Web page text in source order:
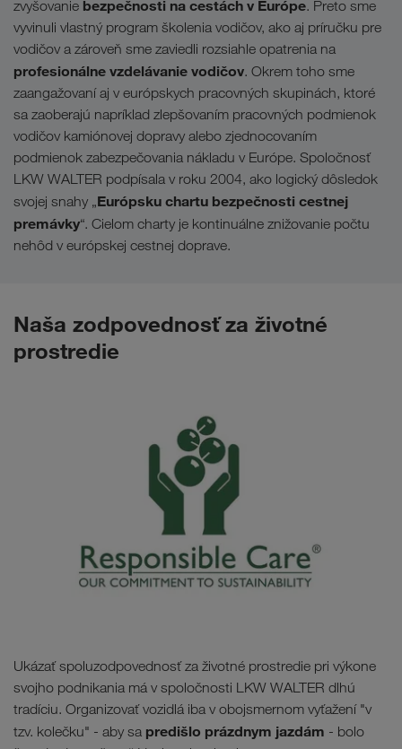
zvyšovanie bezpečnosti na cestách v Európe. Preto sme
vyvinuli vlastný program školenia vodičov, ako aj príručku pre
vodičov a zároveň sme zaviedli rozsiahle opatrenia na
profesionálne vzdelávanie vodičov. Okrem toho sme
zaangažovaní aj v európskych pracovných skupinách, ktoré
sa zaoberajú napríklad zlepšovaním pracovných podmienok
vodičov kamiónovej dopravy alebo zjednocovaním
podmienok zabezpečovania nákladu v Európe. Spoločnosť
LKW WALTER podpísala v roku 2004, ako logický dôsledok
svojej snahy „Európsku chartu bezpečnosti cestnej
premávky“. Cielom charty je kontinuálne znižovanie počtu
nehôd v európskej cestnej doprave.
Naša zodpovednosť za životné
prostredie
Ukázať spoluzodpovednosť za životné prostredie pri výkone
svojho podnikania má v spoločnosti LKW WALTER dlhú
tradíciu. Organizovať vozidlá iba v obojsmernom vyťažení "v
tzv. kolečku" - aby sa predišlo prázdnym jazdám - bolo